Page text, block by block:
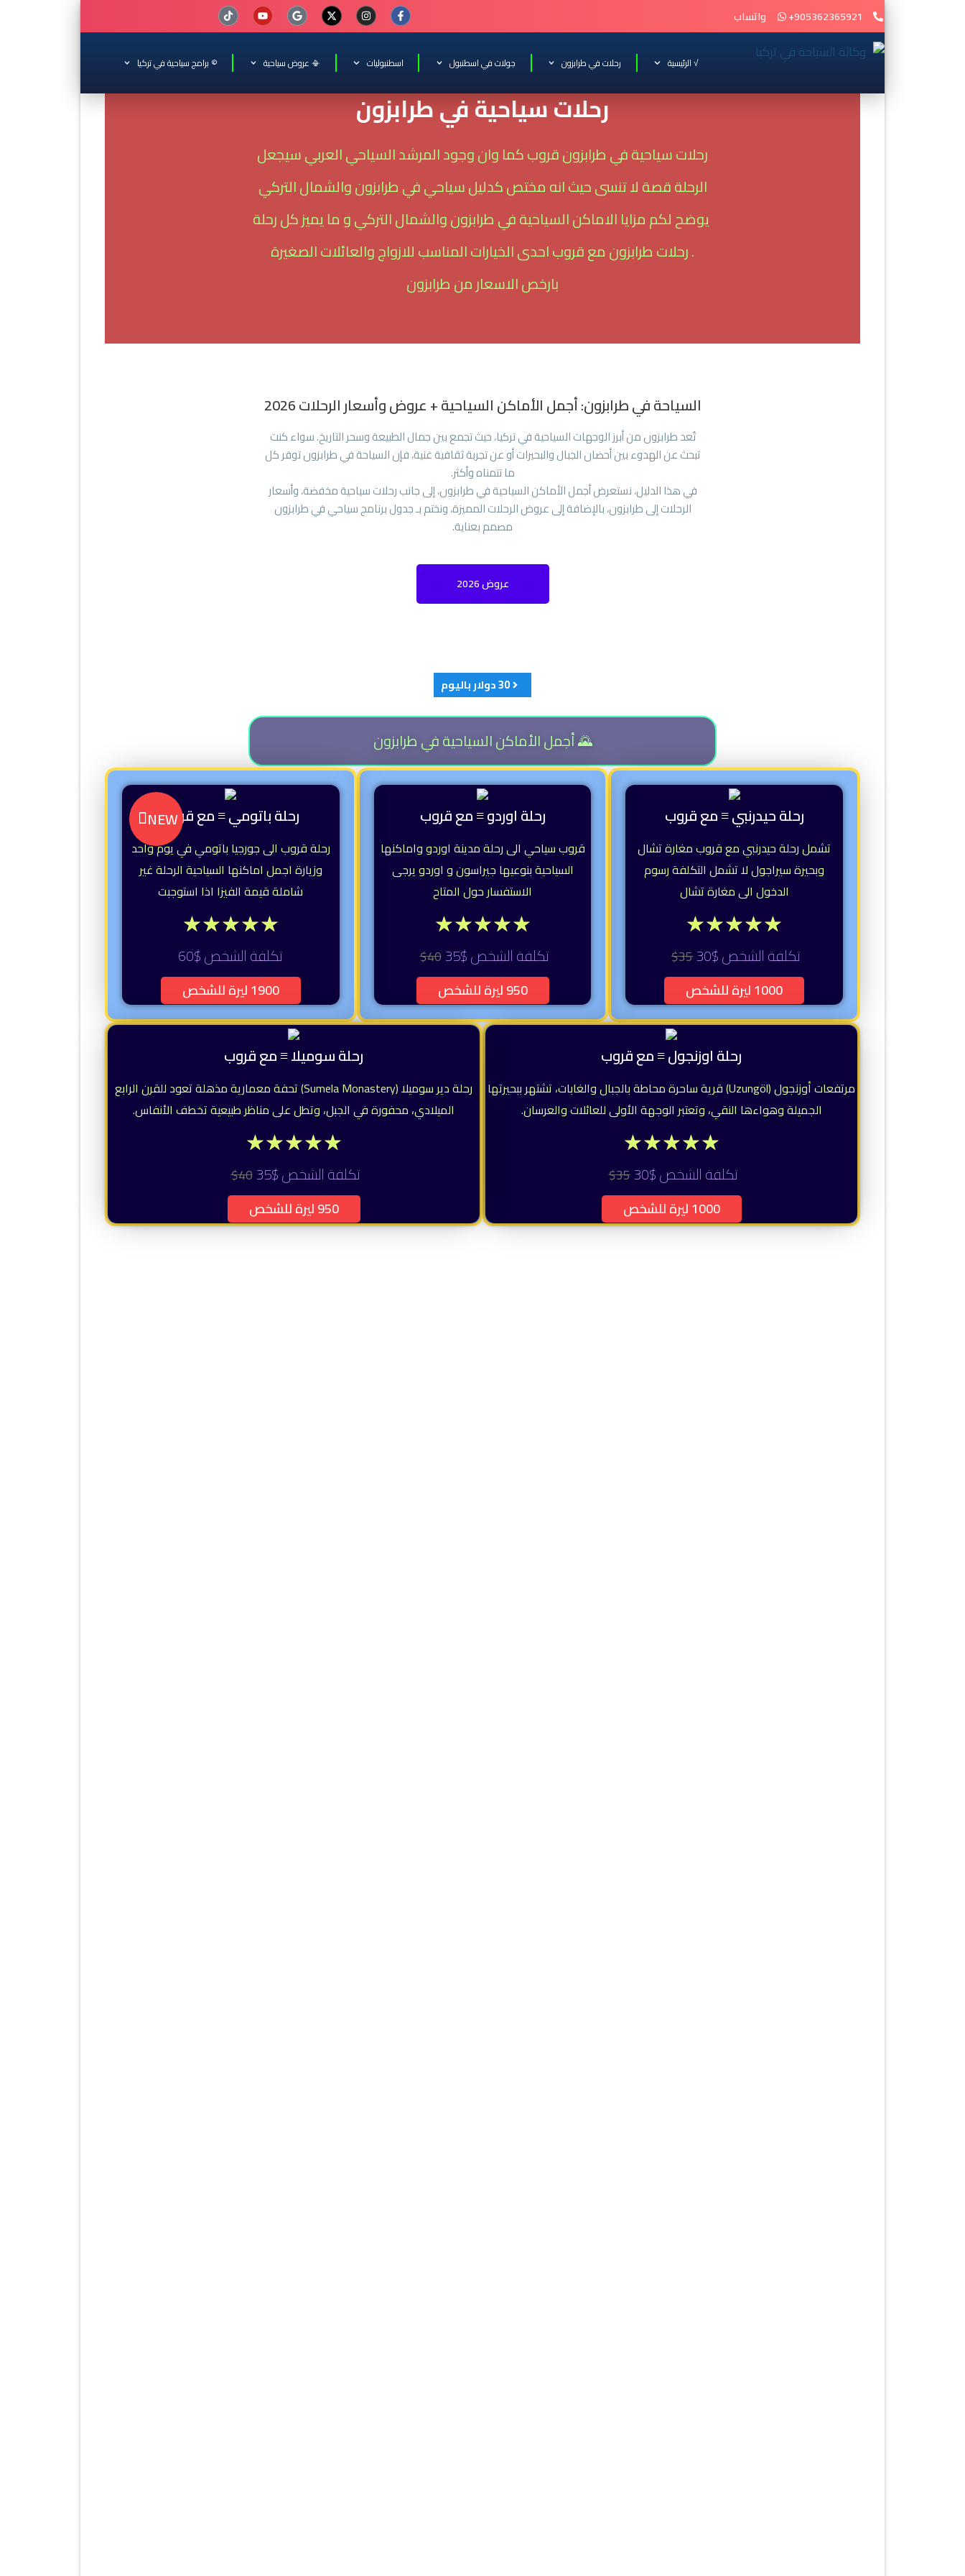
905362365921+ واتساب
√ الرئيسية رحلات في طرابزون جولات في اسطنبول اسطنبوليات 📳 عروض سياحية © برامج سياحية في تركيا
رحلات سياحية في طرابزون
رحلات سياحية في طرابزون قروب كما وان وجود المرشد السياحي العربي سيجعل
الرحلة قصة لا تنسى حيث انه مختص كدليل سياحي في طرابزون والشمال التركي
يوضح لكم مزايا الاماكن السياحية في طرابزون والشمال التركي و ما يميز كل رحلة
. رحلات طرابزون مع قروب احدى الخيارات المناسب للازواج والعائلات الصغيرة
بارخص الاسعار من طرابزون
السياحة في طرابزون: أجمل الأماكن السياحية + عروض وأسعار الرحلات 2026
تُعد طرابزون من أبرز الوجهات السياحية في تركيا، حيث تجمع بين جمال الطبيعة وسحر التاريخ. سواء كنت
تبحث عن الهدوء بين أحضان الجبال والبحيرات أو عن تجربة ثقافية غنية، فإن السياحة في طرابزون توفر كل
ما تتمناه وأكثر.
في هذا الدليل، نستعرض أجمل الأماكن السياحية في طرابزون، إلى جانب رحلات سياحية مخفضة، وأسعار
الرحلات إلى طرابزون، بالإضافة إلى عروض الرحلات المميزة، ونختم بـ جدول برنامج سياحي في طرابزون
مصمم بعناية.
عروض 2026
30 دولار باليوم
🌄 أجمل الأماكن السياحية في طرابزون
رحلة حيدرنبي ≡ مع قروب
تشمل رحلة حيدرنبي مع قروب مغارة تشال
وبحيرة سيراجول لا تشمل التكلفة رسوم
الدخول الى مغارة تشال
★
★
★
★
★
تكلفة الشخص $30 35$
1000 ليرة للشخص
رحلة اوردو ≡ مع قروب
قروب سياحي الى رحلة مدينة اوردو واماكنها
السياحية بنوعيها جيراسون و اوردو يرجى
الاستفسار حول المتاح
★
★
★
★
★
تكلفة الشخص $35 40$
950 ليرة للشخص
رحلة باتومي ≡ مع قروب
رحلة قروب الى جورجيا باتومي في يوم واحد
وزيارة اجمل اماكنها السياحية الرحلة غير
شاملة قيمة الفيزا اذا استوجبت
★
★
★
★
★
تكلفة الشخص $60
1900 ليرة للشخص
NEW
رحلة اوزنجول ≡ مع قروب
مرتفعات أوزنجول (Uzungöl) قرية ساحرة محاطة بالجبال والغابات، تشتهر ببحيرتها
الجميلة وهواءها النقي، وتعتبر الوجهة الأولى للعائلات والعرسان.
★
★
★
★
★
تكلفة الشخص $30 35$
1000 ليرة للشخص
رحلة سوميلا ≡ مع قروب
رحلة دير سوميلا (Sumela Monastery) تحفة معمارية مذهلة تعود للقرن الرابع
الميلادي، محفورة في الجبل، وتطل على مناظر طبيعية تخطف الأنفاس.
★
★
★
★
★
تكلفة الشخص $35 40$
950 ليرة للشخص